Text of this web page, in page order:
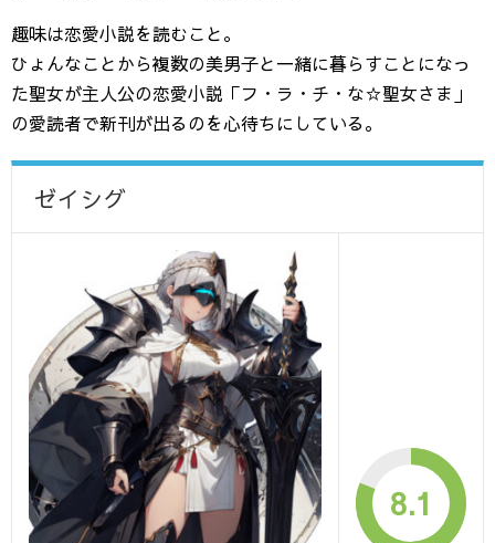
趣味は恋愛小説を読むこと。
ひょんなことから複数の美男子と一緒に暮らすことになっ
た聖女が主人公の恋愛小説「フ・ラ・チ・な☆聖女さま」
の愛読者で新刊が出るのを心待ちにしている。
ゼイシグ
8.1